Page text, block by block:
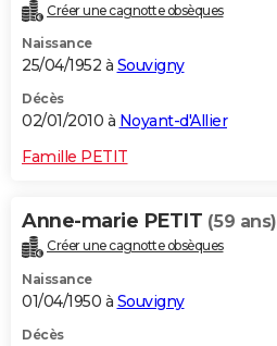
Créer une cagnotte obsèques
Naissance
25/04/1952 à Souvigny
Décès
02/01/2010 à Noyant-d'Allier
Famille PETIT
Anne-marie PETIT (59 ans)
Créer une cagnotte obsèques
Naissance
01/04/1950 à Souvigny
Décès